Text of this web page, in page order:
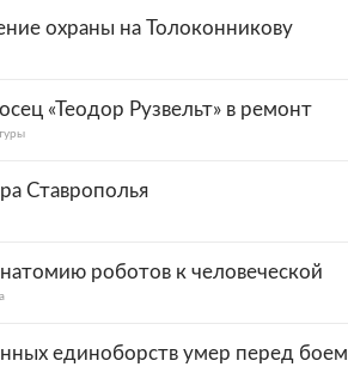
охраны на Толоконникову
«Теодор Рузвельт» в ремонт
Ставрополья
роботов к человеческой
единоборств умер перед боем